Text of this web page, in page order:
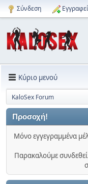
Σύνδεση
Κύριο μενού
KaloSex Forum
Προσοχή!
Μόνο εγγεγραμμένα
Παρακαλούμε